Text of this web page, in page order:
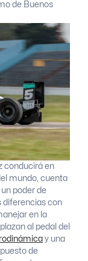
de Buenos
conducirá en
mundo, cuenta
poder de
diferencias con
en la
al pedal del
y una
de